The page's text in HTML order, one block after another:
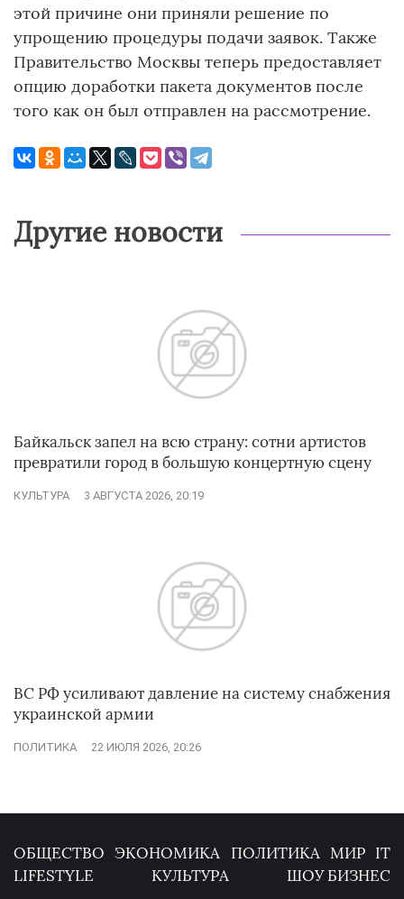
этой причине они приняли решение по
упрощению процедуры подачи заявок. Также
Правительство Москвы теперь предоставляет
опцию доработки пакета документов после
того как он был отправлен на рассмотрение.
Другие новости
Байкальск запел на всю страну: сотни артистов
превратили город в большую концертную сцену
КУЛЬТУРА 3 АВГУСТА 2026, 20:19
ВС РФ усиливают давление на систему снабжения
украинской армии
ПОЛИТИКА 22 ИЮЛЯ 2026, 20:26
ОБЩЕСТВО ЭКОНОМИКА ПОЛИТИКА МИР IT
LIFESTYLE
КУЛЬТУРА ШОУ БИЗНЕС